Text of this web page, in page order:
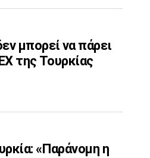
μπορεί να πάρει
της Τουρκίας
«Παράνομη η